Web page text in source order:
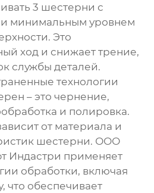
3 шестерни с
и минимальным уровнем
Это
ход и снижает трение,
службы деталей.
технологии
– это чернение,
и полировка.
от материала и
шестерни. ООО
Индастри применяет
обработки, включая
что обеспечивает